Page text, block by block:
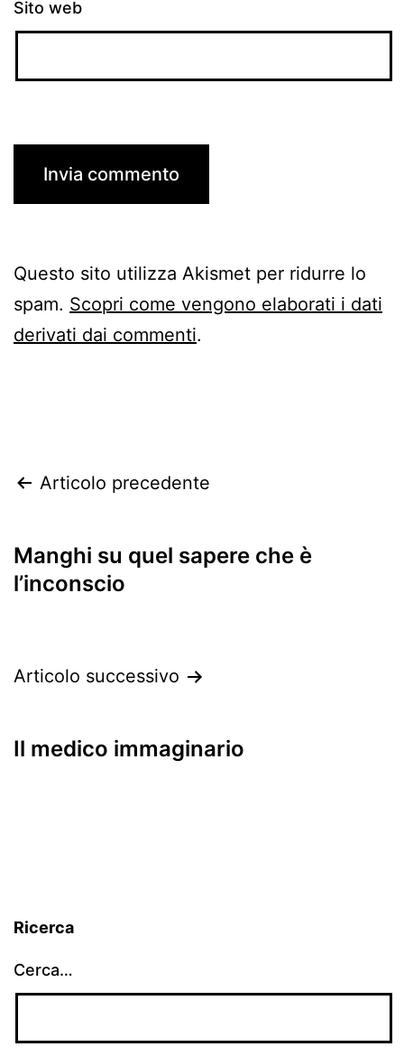
Sito web
Questo sito utilizza Akismet per ridurre lo
spam. Scopri come vengono elaborati i dati
derivati dai commenti.
articoli
Articolo precedente
Manghi su quel sapere che è
l’inconscio
Articolo successivo
Il medico immaginario
Ricerca
Cerca…